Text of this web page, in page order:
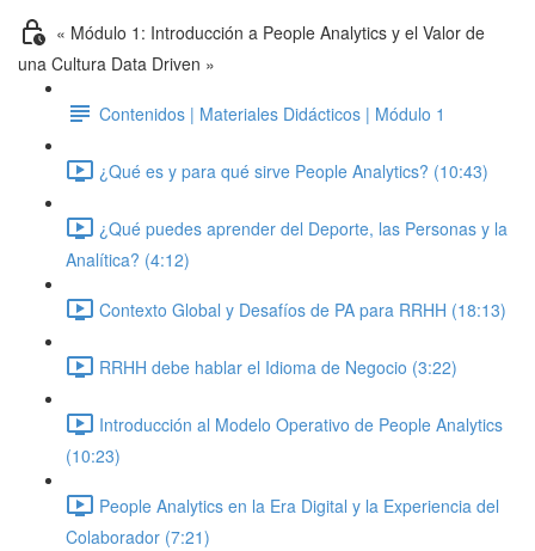
« Módulo 1: Introducción a People Analytics y el Valor de
una Cultura Data Driven »
Contenidos | Materiales Didácticos | Módulo 1
¿Qué es y para qué sirve People Analytics? (10:43)
¿Qué puedes aprender del Deporte, las Personas y la
Analítica? (4:12)
Contexto Global y Desafíos de PA para RRHH (18:13)
RRHH debe hablar el Idioma de Negocio (3:22)
Introducción al Modelo Operativo de People Analytics
(10:23)
People Analytics en la Era Digital y la Experiencia del
Colaborador (7:21)